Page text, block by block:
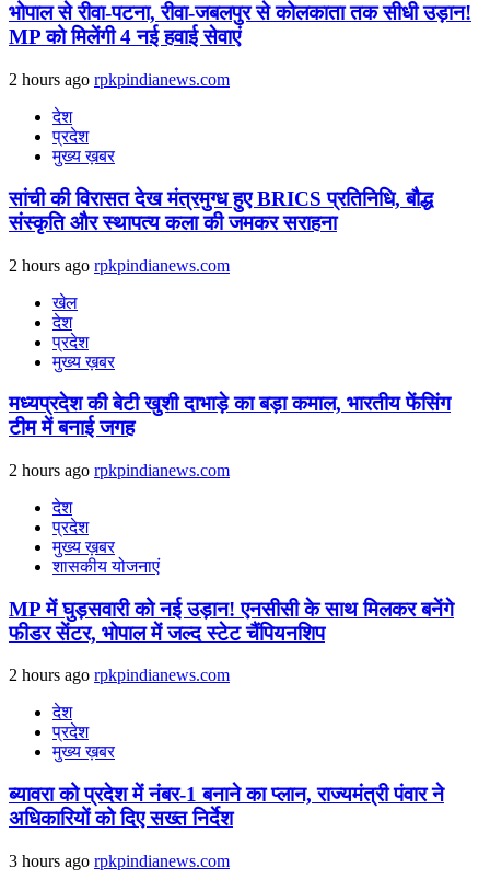
भोपाल से रीवा-पटना, रीवा-जबलपुर से कोलकाता तक सीधी उड़ान!
MP को मिलेंगी 4 नई हवाई सेवाएं
2 hours ago rpkpindianews.com
देश
प्रदेश
मुख्य ख़बर
सांची की विरासत देख मंत्रमुग्ध हुए BRICS प्रतिनिधि, बौद्ध
संस्कृति और स्थापत्य कला की जमकर सराहना
2 hours ago rpkpindianews.com
खेल
देश
प्रदेश
मुख्य ख़बर
मध्यप्रदेश की बेटी खुशी दाभाड़े का बड़ा कमाल, भारतीय फेंसिंग
टीम में बनाई जगह
2 hours ago rpkpindianews.com
देश
प्रदेश
मुख्य ख़बर
शासकीय योजनाएं
MP में घुड़सवारी को नई उड़ान! एनसीसी के साथ मिलकर बनेंगे
फीडर सेंटर, भोपाल में जल्द स्टेट चैंपियनशिप
2 hours ago rpkpindianews.com
देश
प्रदेश
मुख्य ख़बर
ब्यावरा को प्रदेश में नंबर-1 बनाने का प्लान, राज्यमंत्री पंवार ने
अधिकारियों को दिए सख्त निर्देश
3 hours ago rpkpindianews.com